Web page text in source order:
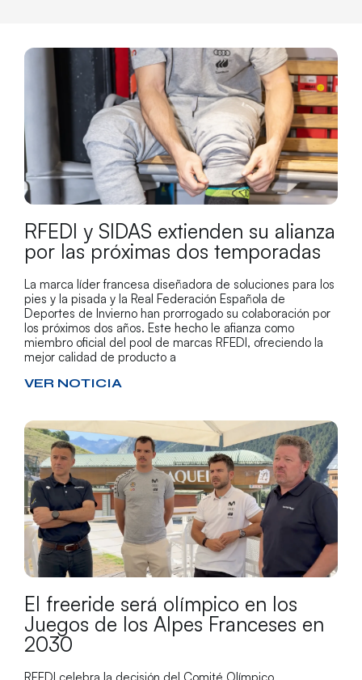
RFEDI y SIDAS extienden su alianza
por las próximas dos temporadas
La marca líder francesa diseñadora de soluciones para los
pies y la pisada y la Real Federación Española de
Deportes de Invierno han prorrogado su colaboración por
los próximos dos años. Este hecho le afianza como
miembro oficial del pool de marcas RFEDI, ofreciendo la
mejor calidad de producto a
VER NOTICIA
El freeride será olímpico en los
Juegos de los Alpes Franceses en
2030